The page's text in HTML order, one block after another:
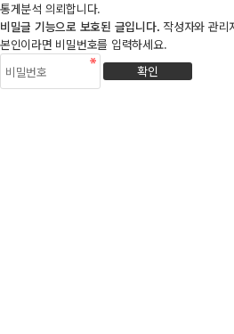
통게분석 의뢰합니다.
비밀글 기능으로 보호된 글입니다. 작성자와 관리
본인이라면 비밀번호를 입력하세요.